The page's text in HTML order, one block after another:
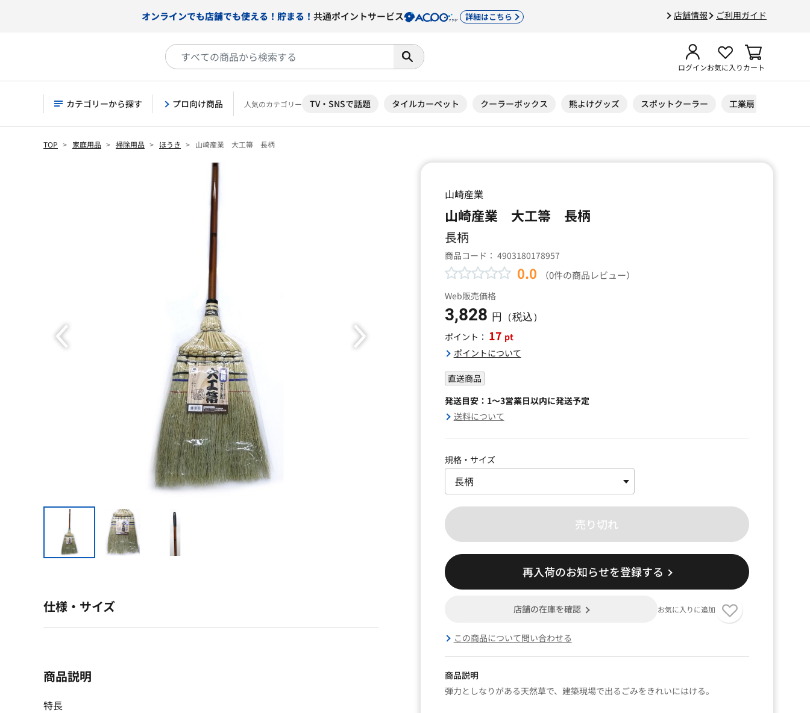
店舗情報 ご利用ガイド
オンラインでも店舗でも使える！貯まる！ 共通ポイントサービス 詳細はこちら
ログインお気に入りカート
カテゴリーから探す プロ向け商品 人気のカテゴリー TV・SNSで話題 タイルカーペット クーラーボックス 熊よけグッズ スポットクーラー 工業扇
TOP 家庭用品 掃除用品 ほうき 山崎産業 大工箒 長柄
山崎産業
山崎産業 大工箒 長柄
長柄
商品コード： 4903180178957
0.0 （0件の商品レビュー）
Web販売価格
3,828 円（税込）
ポイント： 17 pt
ポイントについて
直送商品
発送目安：1～3営業日以内に発送予定
送料について
規格・サイズ
売り切れ
再入荷のお知らせを登録する
店舗の在庫を確認 お気に入りに追加
この商品について問い合わせる
商品説明
弾力としなりがある天然草で、建築現場で出るごみをきれいにはける。
仕様・サイズ
商品説明
特長